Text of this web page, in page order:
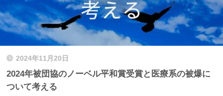
2024年11月20日
2024年被団協のノーベル平和賞受賞と医療系の被爆に
ついて考える